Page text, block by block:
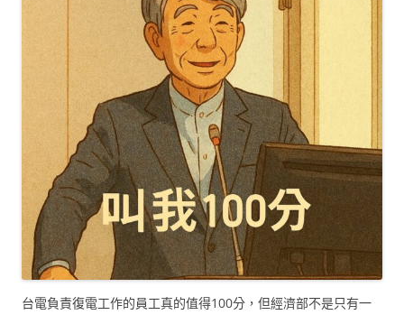
台電負責復電工作的員工真的值得100分，但經濟部不是只有一